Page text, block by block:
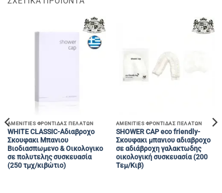
AMENITIES ΦΡΟΝΤΙΔΑΣ ΠΕΛΑΤΩΝ
WHITE CLASSIC-Aδιαβροχο
Σκουφακι Μπανιου
Βιοδιασπωμενο & Οικολογικο
σε πολυτελης συσκευασία
(250 τμχ/κιβώτιο)
AMENITIES ΦΡΟΝΤΙΔΑΣ ΠΕΛΑΤΩΝ
SHOWER CAP eco friendly-
Σκουφακι μπανιου αδιαβροχο
σε αδιάβροχη γαλακτωδης
οικολογική συσκευασία (200
Τεμ/Κιβ)